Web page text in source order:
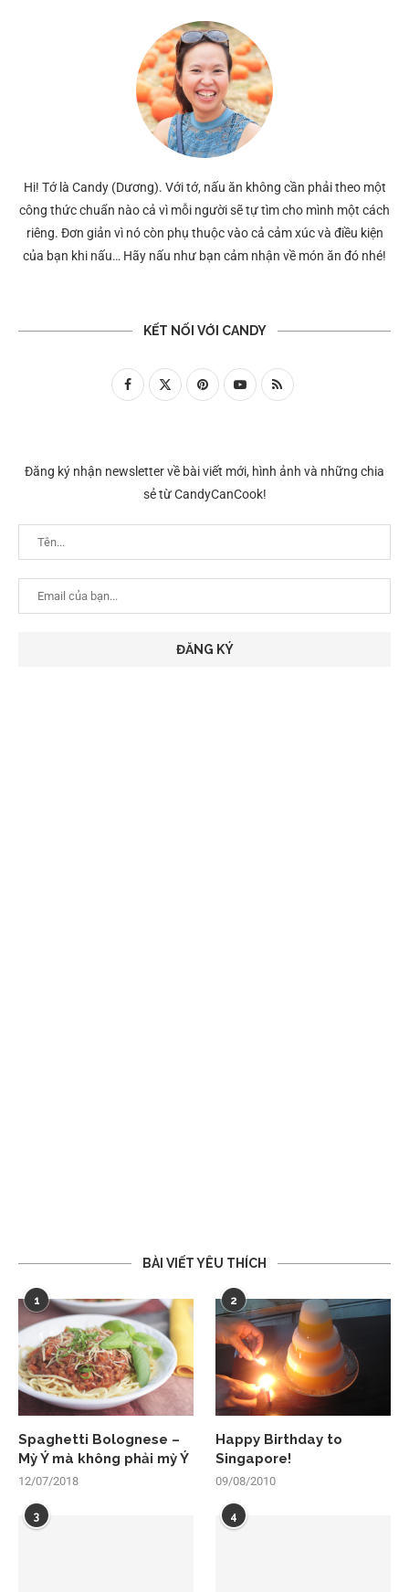
Hi! Tớ là Candy (Dương). Với tớ, nấu ăn không cần phải theo một
công thức chuẩn nào cả vì mỗi người sẽ tự tìm cho mình một cách
riêng. Đơn giản vì nó còn phụ thuộc vào cả cảm xúc và điều kiện
của bạn khi nấu… Hãy nấu như bạn cảm nhận về món ăn đó nhé!
KẾT NỐI VỚI CANDY
Đăng ký nhận newsletter về bài viết mới, hình ảnh và những chia
sẻ từ CandyCanCook!
BÀI VIẾT YÊU THÍCH
1
Spaghetti Bolognese –
Mỳ Ý mà không phải mỳ Ý
12/07/2018
2
Happy Birthday to
Singapore!
09/08/2010
3 4